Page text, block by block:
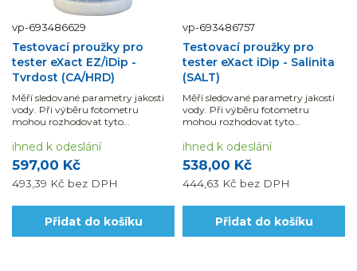
vp-693486629
Testovací proužky pro
tester eXact EZ/iDip -
Tvrdost (CA/HRD)
Měří sledované parametry jakosti
vody. Při výběru fotometru
mohou rozhodovat tyto
rychlost, náročnost měření i režim
zobrazení výsledků.
597,00 Kč
493,39 Kč bez DPH
ihned k odeslání
Přidat do košíku
vp-693486757
Testovací proužky pro
tester eXact iDip - Salinita
(SALT)
Měří sledované parametry jakosti
vody. Při výběru fotometru
mohou rozhodovat tyto
rychlost, náročnost měření i režim
zobrazení výsledků.
538,00 Kč
444,63 Kč bez DPH
ihned k odeslání
Přidat do košíku